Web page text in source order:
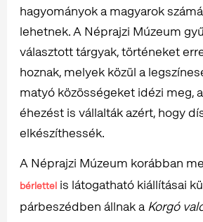
hagyományok a magyarok
lehetnek. A Néprajzi Múzeum
választott tárgyak, történeket
hoznak, melyek közül a
matyó közösségeket idézi meg,
éhezést is vállalták azért, hogy
elkészíthessék.
A Néprajzi Múzeum korábban
bérlettel is látogatható kiállításai
párbeszédben állnak aKorgó